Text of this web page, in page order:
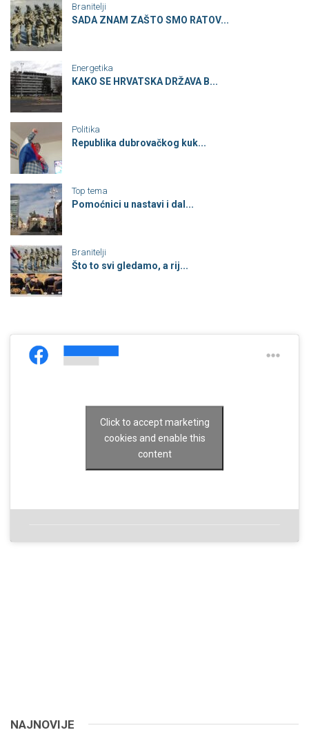
Branitelji
SADA ZNAM ZAŠTO SMO RATOV...
Energetika
KAKO SE HRVATSKA DRŽAVA B...
Politika
Republika dubrovačkog kuk...
Top tema
Pomoćnici u nastavi i dal...
Branitelji
Što to svi gledamo, a rij...
Click to accept marketing
cookies and enable this
content
NAJNOVIJE